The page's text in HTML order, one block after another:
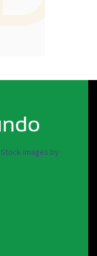
Stock images by